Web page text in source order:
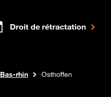
Droit de rétractation
Bas-rhin Osthoffen